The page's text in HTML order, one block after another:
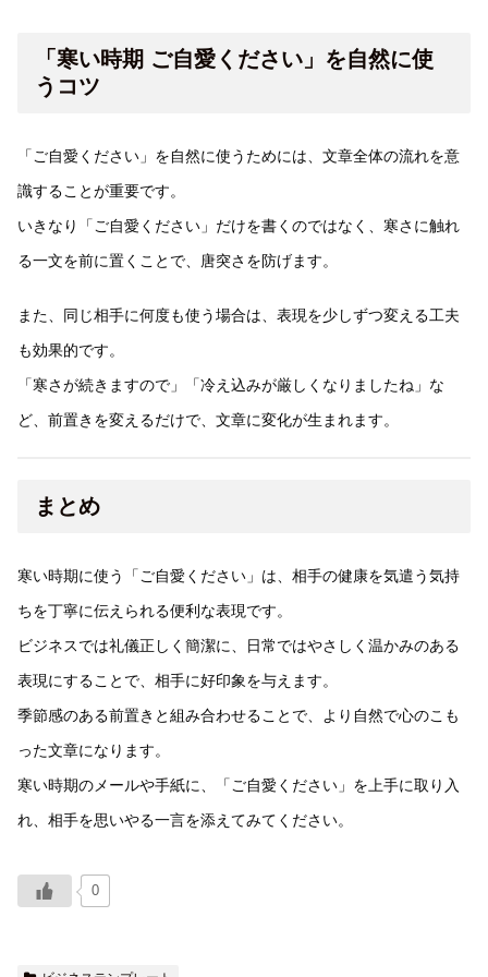
「寒い時期 ご自愛ください」を自然に使
うコツ
「ご自愛ください」を自然に使うためには、文章全体の流れを意
識することが重要です。
いきなり「ご自愛ください」だけを書くのではなく、寒さに触れ
る一文を前に置くことで、唐突さを防げます。
また、同じ相手に何度も使う場合は、表現を少しずつ変える工夫
も効果的です。
「寒さが続きますので」「冷え込みが厳しくなりましたね」な
ど、前置きを変えるだけで、文章に変化が生まれます。
まとめ
寒い時期に使う「ご自愛ください」は、相手の健康を気遣う気持
ちを丁寧に伝えられる便利な表現です。
ビジネスでは礼儀正しく簡潔に、日常ではやさしく温かみのある
表現にすることで、相手に好印象を与えます。
季節感のある前置きと組み合わせることで、より自然で心のこも
った文章になります。
寒い時期のメールや手紙に、「ご自愛ください」を上手に取り入
れ、相手を思いやる一言を添えてみてください。
0